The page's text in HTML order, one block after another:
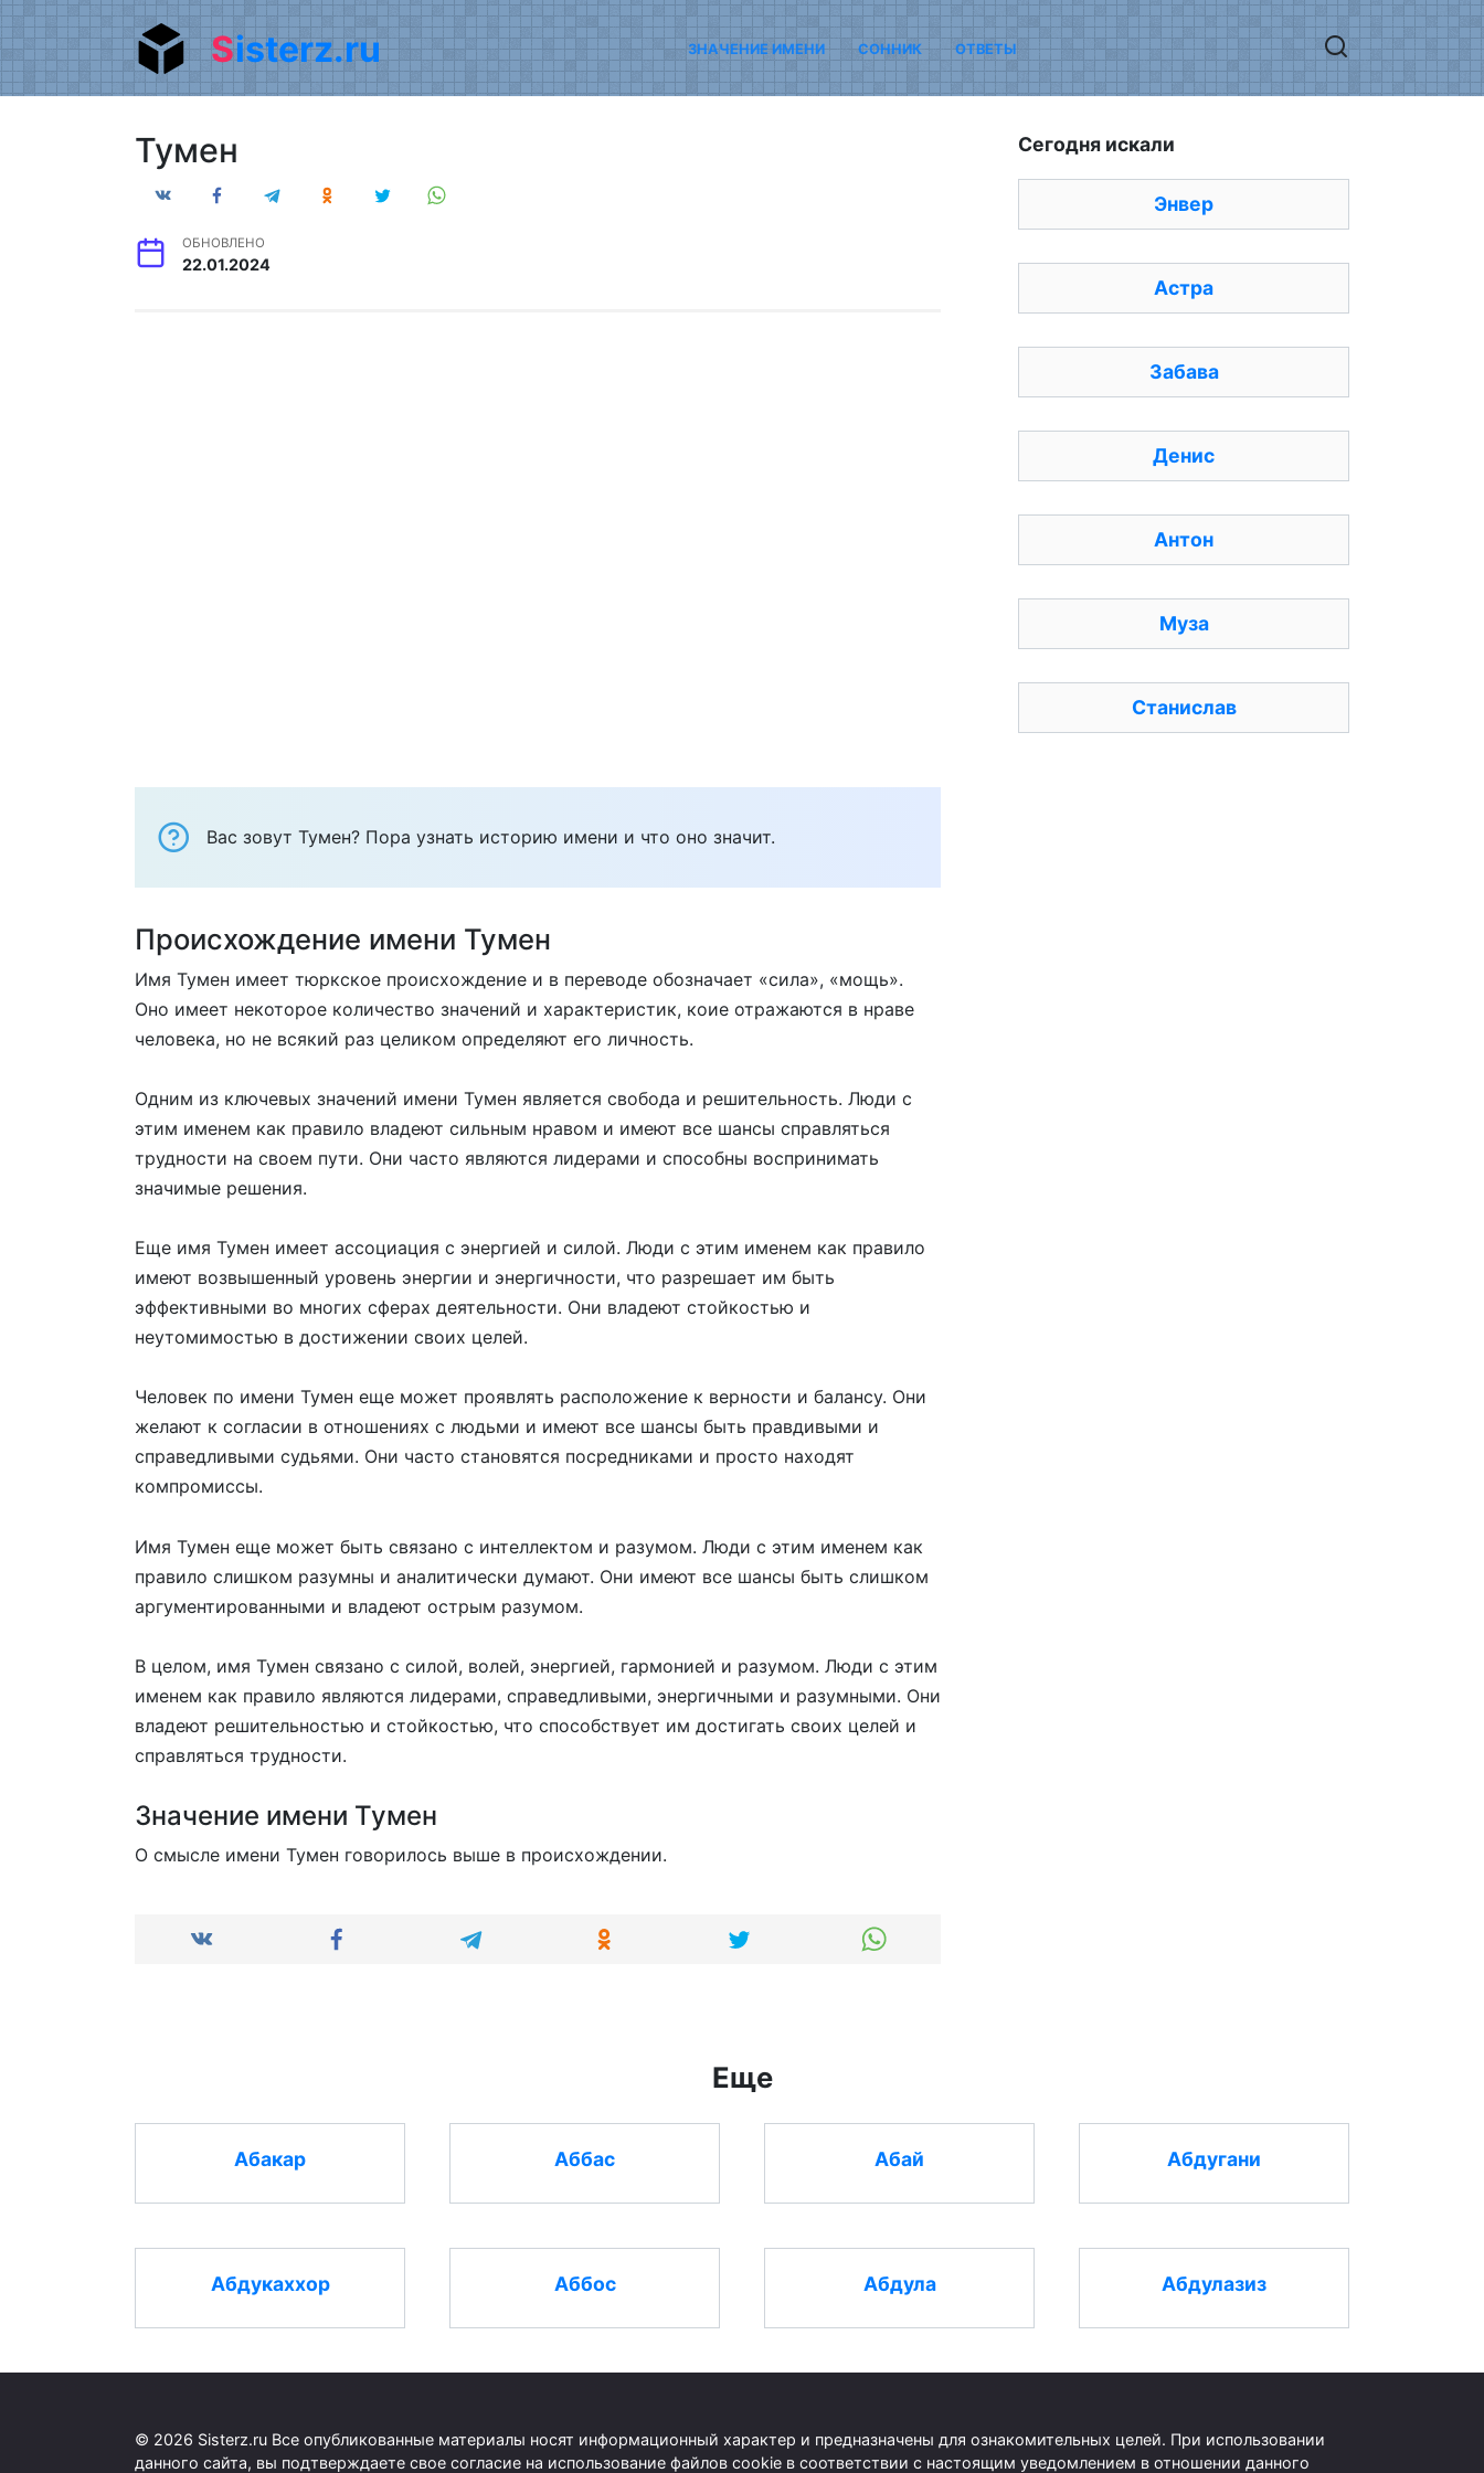
Перейти
к
содержанию
Sisterz.ru ЗНАЧЕНИЕ ИМЕНИ СОННИК ОТВЕТЫ
Тумен
ОБНОВЛЕНО
22.01.2024
Вас зовут Тумен? Пора узнать историю имени и что оно значит.
Происхождение имени Тумен
Имя Тумен имеет тюркское происхождение и в переводе обозначает «сила», «мощь».
Оно имеет некоторое количество значений и характеристик, коие отражаются в нраве
человека, но не всякий раз целиком определяют его личность.
Одним из ключевых значений имени Тумен является свобода и решительность. Люди с
этим именем как правило владеют сильным нравом и имеют все шансы справляться
трудности на своем пути. Они часто являются лидерами и способны воспринимать
значимые решения.
Еще имя Тумен имеет ассоциация с энергией и силой. Люди с этим именем как правило
имеют возвышенный уровень энергии и энергичности, что разрешает им быть
эффективными во многих сферах деятельности. Они владеют стойкостью и
неутомимостью в достижении своих целей.
Человек по имени Тумен еще может проявлять расположение к верности и балансу. Они
желают к согласии в отношениях с людьми и имеют все шансы быть правдивыми и
справедливыми судьями. Они часто становятся посредниками и просто находят
компромиссы.
Имя Тумен еще может быть связано с интеллектом и разумом. Люди с этим именем как
правило слишком разумны и аналитически думают. Они имеют все шансы быть слишком
аргументированными и владеют острым разумом.
В целом, имя Тумен связано с силой, волей, энергией, гармонией и разумом. Люди с этим
именем как правило являются лидерами, справедливыми, энергичными и разумными. Они
владеют решительностью и стойкостью, что способствует им достигать своих целей и
справляться трудности.
Значение имени Тумен
О смысле имени Тумен говорилось выше в происхождении.
Сегодня искали
Энвер
Астра
Забава
Денис
Антон
Муза
Станислав
Еще
Абакар Аббас Абай Абдугани
Абдукаххор Аббос Абдула Абдулазиз
© 2026 Sisterz.ru Все опубликованные материалы носят информационный характер и предназначены для ознакомительных целей. При использовании
данного сайта, вы подтверждаете свое согласие на использование файлов cookie в соответствии с настоящим уведомлением в отношении данного